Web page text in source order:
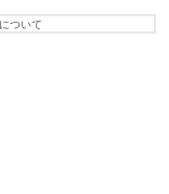
ついて